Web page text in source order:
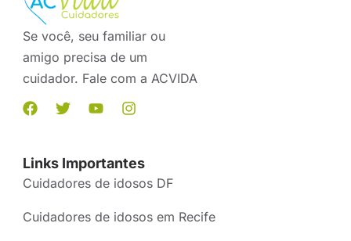
Se você, seu familiar ou
amigo precisa de um
cuidador. Fale com a ACVIDA
Links Importantes
Cuidadores de idosos DF
Cuidadores de idosos em Recife